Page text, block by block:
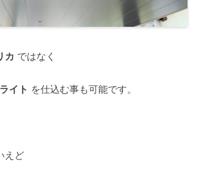
カ ではなく
イト を仕込む事も可能です。
えど